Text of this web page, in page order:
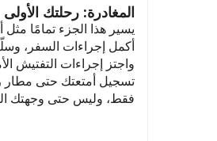
المغادرة: رحلتك الأولى
يسير هذا الجزء تمامًا
أكمل إجراءات السفر،
واجتز إجراءات التفتيش
تسجيل أمتعتك حتى مطار
فقط، وليس حتى وجهتك